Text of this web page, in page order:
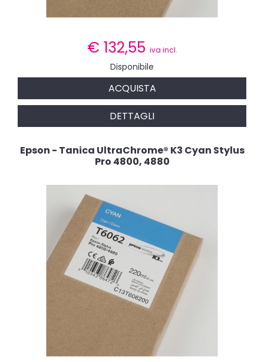
€ 132,55 iva incl.
Disponibile
ACQUISTA
DETTAGLI
Epson - Tanica UltraChrome® K3 Cyan Stylus
Pro 4800, 4880